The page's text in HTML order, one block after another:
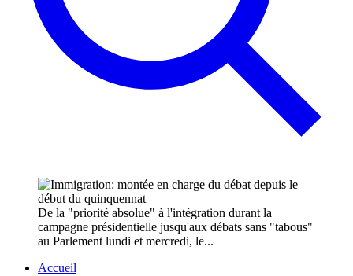
De la "priorité absolue" à l'intégration durant la
campagne présidentielle jusqu'aux débats sans "tabous"
au Parlement lundi et mercredi, le...
Accueil